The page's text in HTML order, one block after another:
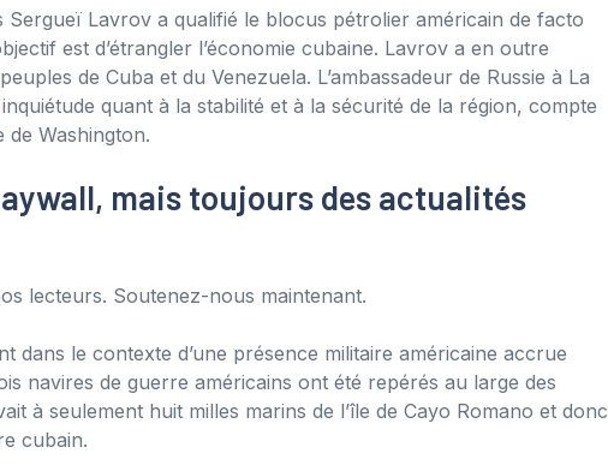
Sergueï Lavrov a qualifié le blocus pétrolier américain de facto
est d’étrangler l’économie cubaine. Lavrov a en outre
de Cuba et du Venezuela. L’ambassadeur de Russie à La
quant à la stabilité et à la sécurité de la région, compte
de Washington.
mais toujours des actualités
lecteurs. Soutenez-nous maintenant.
dans le contexte d’une présence militaire américaine accrue
navires de guerre américains ont été repérés au large des
à seulement huit milles marins de l’île de Cayo Romano et donc
cubain.